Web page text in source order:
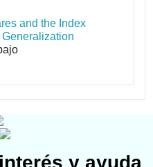
and the Index
Generalization
y ayuda